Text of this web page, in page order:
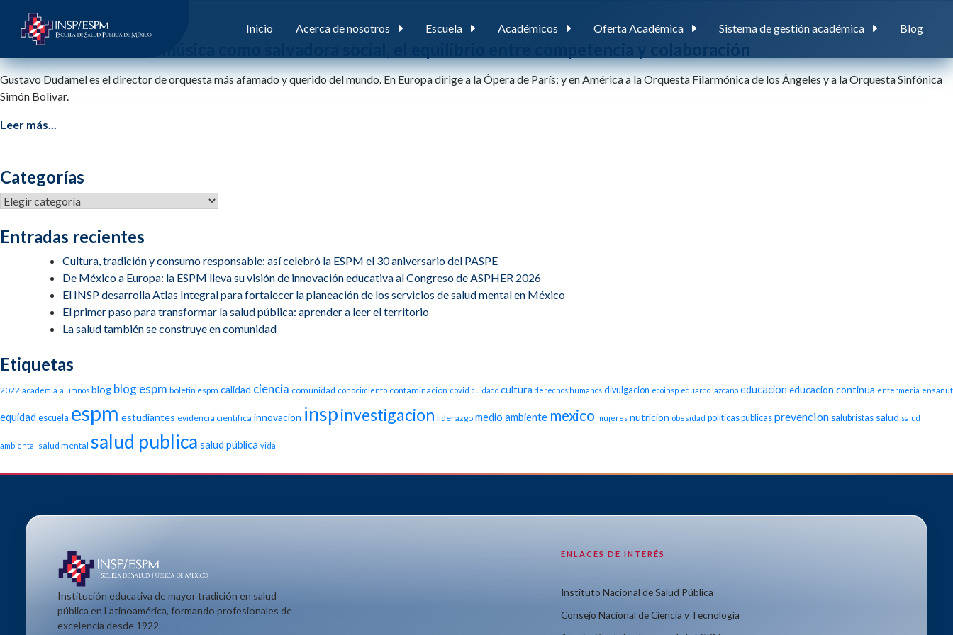
Inicio Acerca de nosotros Escuela Académicos Oferta Académica Sistema de gestión académica Blog
Etiqueta:
Gustavo Dudamel: la música como salvadora social, el equilibrio entre competencia y colaboración
Gustavo Dudamel es el director de orquesta más afamado y querido del mundo. En Europa dirige a la Ópera de París; y en América a la Orquesta Filarmónica de los Ángeles y a la Orquesta Sinfónica
Simón Bolivar.
Leer más...
Categorías
Categorías
Entradas recientes
Cultura, tradición y consumo responsable: así celebró la ESPM el 30 aniversario del PASPE
De México a Europa: la ESPM lleva su visión de innovación educativa al Congreso de ASPHER 2026
El INSP desarrolla Atlas Integral para fortalecer la planeación de los servicios de salud mental en México
El primer paso para transformar la salud pública: aprender a leer el territorio
La salud también se construye en comunidad
Etiquetas
2022 academia alumnos blog blog espm boletin espm calidad ciencia comunidad conocimiento contaminacion covid cuidado cultura derechos humanos divulgacion ecoinsp eduardo lazcano educacion educacion continua enfermeria ensanut
equidad escuela espm estudiantes evidencia cientifica innovacion inspinvestigacion liderazgo medio ambiente mexico mujeres nutricion obesidad politicas publicas prevencion salubristas salud salud
ambiental salud mental salud publica salud pública vida
Institución educativa de mayor tradición en salud
pública en Latinoamérica, formando profesionales de
excelencia desde 1922.
ENLACES DE INTERÉS
Instituto Nacional de Salud Pública
Consejo Nacional de Ciencia y Tecnología